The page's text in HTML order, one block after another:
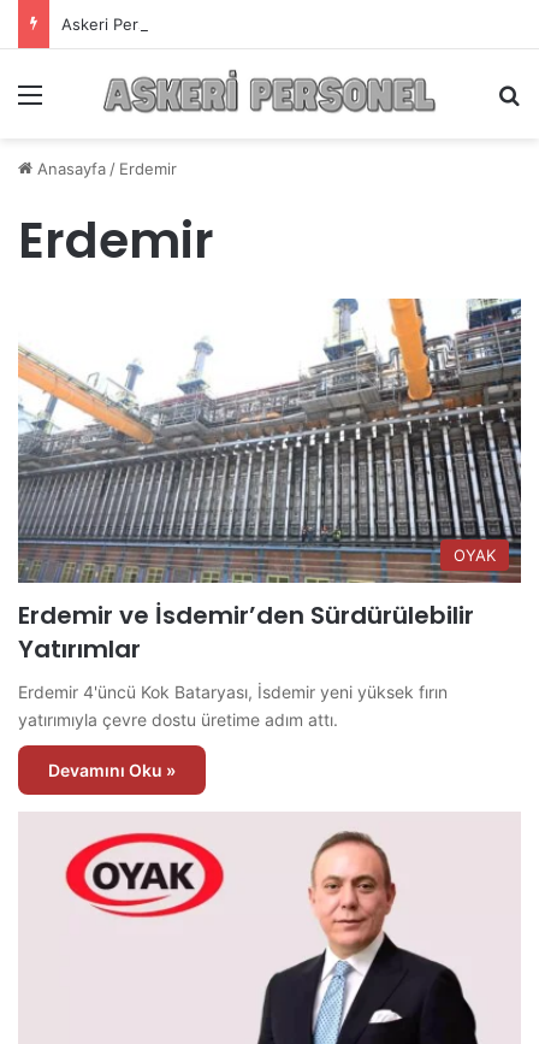
Askeri Personelin Güncel Haber ve Bilgi Sitesi.
Anasayfa / Erdemir
Erdemir
OYAK
Erdemir ve İsdemir’den Sürdürülebilir
Yatırımlar
Erdemir 4'üncü Kok Bataryası, İsdemir yeni yüksek fırın
yatırımıyla çevre dostu üretime adım attı.
Devamını Oku »